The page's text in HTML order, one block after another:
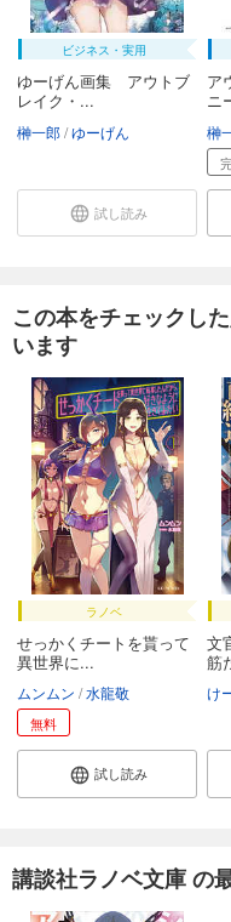
ビジネス・実用
ゆーげん画集 アウトブ
レイク・...
榊一郎 ゆーげん
試し読み
ア
ニ
榊
この本をチェックし
います
ラノベ
せっかくチートを貰って
異世界に...
ムンムン 水龍敬
無料
試し読み
文
筋
け
講談社ラノベ文庫 の